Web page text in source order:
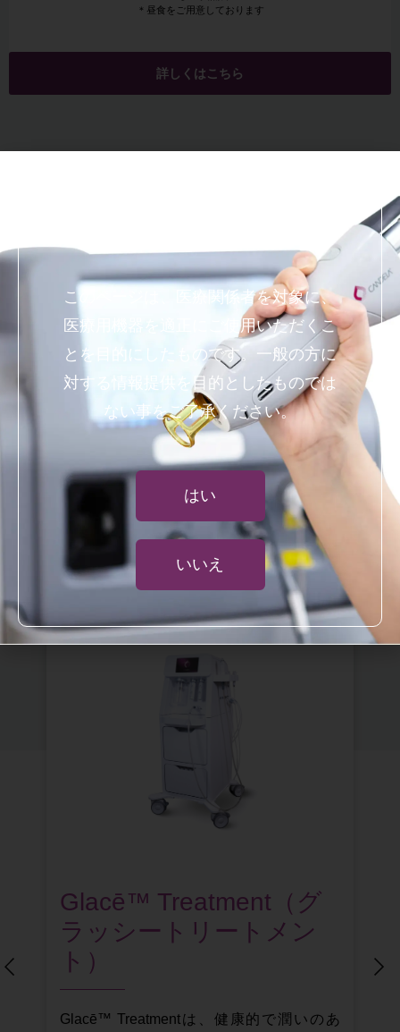
＊昼食をご用意しております
詳しくはこちら
注目製品
Glacē™ Treatment（グ
ラッシートリートメン
ト）
Glacē™ Treatmentは、健康的で潤いのあ
このページは、医療関係者を対象に、
医療用機器を適正にご使用いただくこ
とを目的にしたものです。一般の方に
対する情報提供を目的としたものでは
ない事をご了承ください。
はい
いいえ